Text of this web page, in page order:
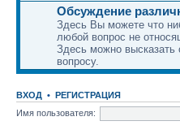
Обсуждение
Здесь Вы можете что
любой вопрос не
Здесь можно
вопросу.
ВХОД • РЕГИСТРАЦИЯ
Имя пользователя: